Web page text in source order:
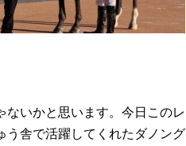
ないかと思います。今日このレ
う舎で活躍してくれたダノング